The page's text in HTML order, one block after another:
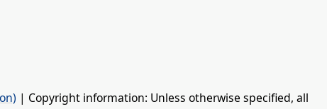
| Copyright information: Unless otherwise specified, all